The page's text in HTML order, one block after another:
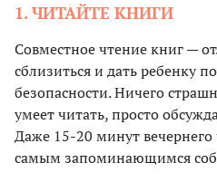
1. ЧИТАЙТЕ КНИГИ
Совместное чтение книг —
сблизиться и дать ребенку
безопасности. Ничего
умеет читать, просто
Даже 15-20 минут вечернего
самым запоминающимся